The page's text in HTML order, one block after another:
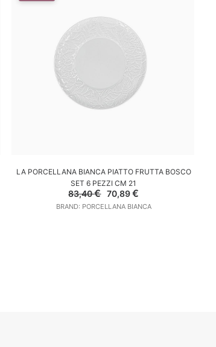
AGGIUNGI AL CARRELLO
LA PORCELLANA BIANCA PIATTO FRUTTA BOSCO
SET 6 PEZZI CM 21
83,40€ Il
prezzo
originale
70,89€Il
attuale
BRAND: PORCELLANA BIANCA